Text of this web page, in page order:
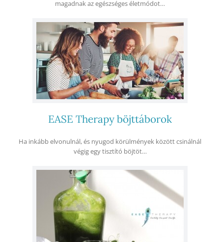
magadnak az egészséges életmódot…
EASE Therapy böjttáborok
Ha inkább elvonulnál, és nyugod körülmények között csinálnál
végig egy tisztító böjtöt…